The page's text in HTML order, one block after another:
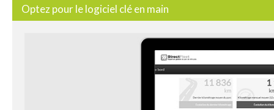
Optez pour le logiciel clé en main